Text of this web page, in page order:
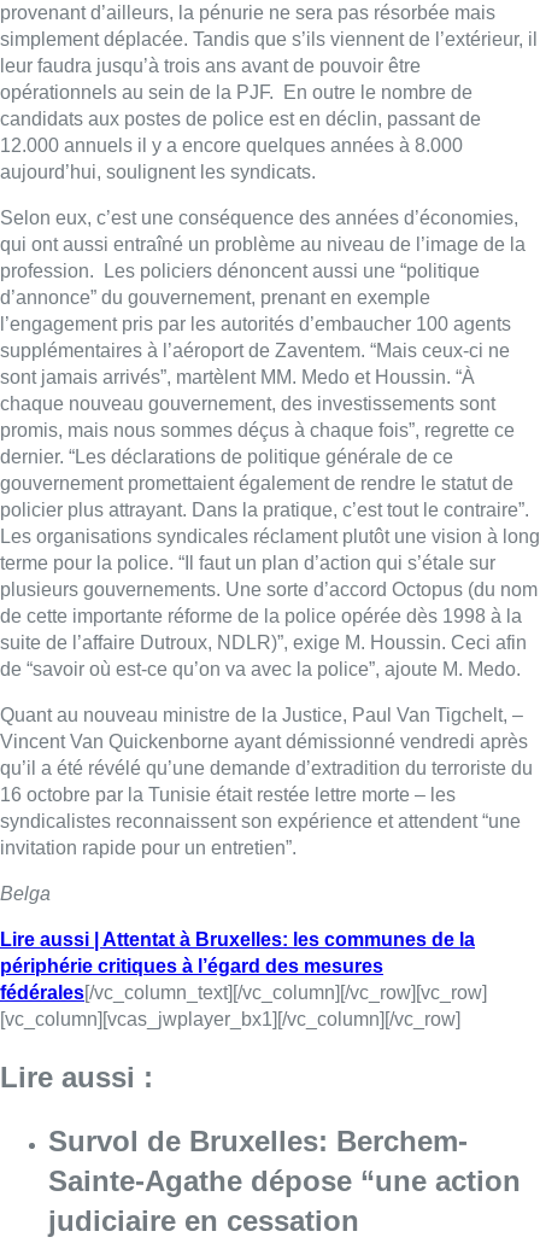
provenant d’ailleurs, la pénurie ne sera pas résorbée mais
simplement déplacée. Tandis que s’ils viennent de l’extérieur, il
leur faudra jusqu’à trois ans avant de pouvoir être
opérationnels au sein de la PJF. En outre le nombre de
candidats aux postes de police est en déclin, passant de
12.000 annuels il y a encore quelques années à 8.000
aujourd’hui, soulignent les syndicats.
Selon eux, c’est une conséquence des années d’économies,
qui ont aussi entraîné un problème au niveau de l’image de la
profession. Les policiers dénoncent aussi une “politique
d’annonce” du gouvernement, prenant en exemple
l’engagement pris par les autorités d’embaucher 100 agents
supplémentaires à l’aéroport de Zaventem. “Mais ceux-ci ne
sont jamais arrivés”, martèlent MM. Medo et Houssin. “À
chaque nouveau gouvernement, des investissements sont
promis, mais nous sommes déçus à chaque fois”, regrette ce
dernier. “Les déclarations de politique générale de ce
gouvernement promettaient également de rendre le statut de
policier plus attrayant. Dans la pratique, c’est tout le contraire”.
Les organisations syndicales réclament plutôt une vision à long
terme pour la police. “Il faut un plan d’action qui s’étale sur
plusieurs gouvernements. Une sorte d’accord Octopus (du nom
de cette importante réforme de la police opérée dès 1998 à la
suite de l’affaire Dutroux, NDLR)”, exige M. Houssin. Ceci afin
de “savoir où est-ce qu’on va avec la police”, ajoute M. Medo.
Quant au nouveau ministre de la Justice, Paul Van Tigchelt, –
Vincent Van Quickenborne ayant démissionné vendredi après
qu’il a été révélé qu’une demande d’extradition du terroriste du
16 octobre par la Tunisie était restée lettre morte – les
syndicalistes reconnaissent son expérience et attendent “une
invitation rapide pour un entretien”.
Belga
Lire aussi | Attentat à Bruxelles: les communes de la
périphérie critiques à l’égard des mesures
fédérales[/vc_column_text][/vc_column][/vc_row][vc_row]
[vc_column][vcas_jwplayer_bx1][/vc_column][/vc_row]
Lire aussi :
Survol de Bruxelles: Berchem-
Sainte-Agathe dépose “une action
judiciaire en cessation